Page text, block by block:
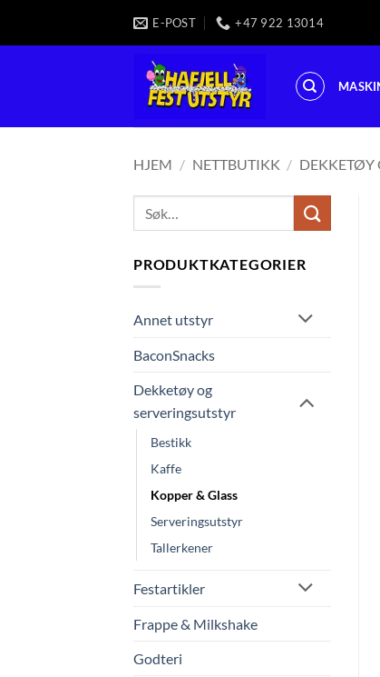
E-POST +47 922 13014
HJEM / NETTBUTIKK / DEKKETØY
PRODUKTKATEGORIER
Annet utstyr
BaconSnacks
Dekketøy og
serveringsutstyr
Bestikk
Kaffe
Kopper & Glass
Serveringsutstyr
Tallerkener
Festartikler
Frappe & Milkshake
Godteri